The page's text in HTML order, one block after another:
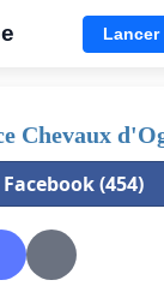
Chevaux
(454)